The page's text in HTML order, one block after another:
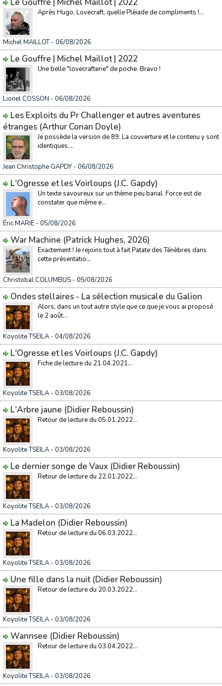
Après Hugo, Lovecraft, quelle Pléiade de compliments !...
Michel MAILLOT- 06/08/2026
Le Gouffre | Michel Maillot | 2022
Une belle "lovecrafterie" de poche. Bravo !
Lionel COSSON - 06/08/2026
Les Exploits du Pr Challenger et autres aventures
étranges (Arthur Conan Doyle)
Je possède la version de 89. La couverture et le contenu y sont
identiques....
Jean Christophe GAPDY - 06/08/2026
L'Ogresse et les Voirloups (J.C. Gapdy)
Un texte savoureux sur un thème peu banal. Force est de
constater que même e...
Éric MARIE - 05/08/2026
War Machine (Patrick Hughes, 2026)
Exactement ! Je rejoins tout à fait Patate des Ténèbres dans
cette présentatio...
Christobal COLUMBUS - 05/08/2026
Ondes stellaires - La sélection musicale du Galion
Alors, dans un tout autre style que ce que je vous ai proposé
le 2 août...
Koyolite TSEILA - 04/08/2026
L'Ogresse et les Voirloups (J.C. Gapdy)
Fiche de lecture du 21.04.2021...
Koyolite TSEILA - 03/08/2026
L'Arbre jaune (Didier Reboussin)
Retour de lecture du 05.01.2022...
Koyolite TSEILA - 03/08/2026
Le dernier songe de Vaux (Didier Reboussin)
Retour de lecture du 22.01.2022...
Koyolite TSEILA - 03/08/2026
La Madelon (Didier Reboussin)
Retour de lecture du 06.03.2022...
Koyolite TSEILA - 03/08/2026
Une fille dans la nuit (Didier Reboussin)
Retour de lecture du 20.03.2022...
Koyolite TSEILA - 03/08/2026
Wannsee (Didier Reboussin)
Retour de lecture du 03.04.2022...
Koyolite TSEILA - 03/08/2026